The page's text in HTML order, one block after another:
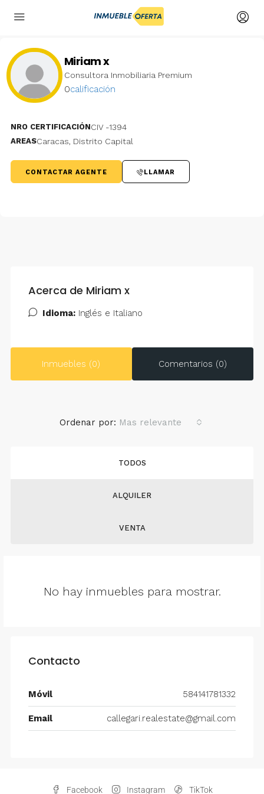
Miriam x
Consultora Inmobiliaria Premium
0calificación
NRO CERTIFICACIÓNCIV -1394
AREASCaracas, Distrito Capital
CONTACTAR AGENTE LLAMAR
Acerca de Miriam x
Idioma: Inglés e Italiano
Inmuebles (0) Comentarios (0)
TODOS
ALQUILER
VENTA
Ordenar por: Mas relevante
No hay inmuebles para mostrar.
Contacto
Móvil 584141781332
Email callegari.realestate@gmail.com
Facebook Instagram TikTok